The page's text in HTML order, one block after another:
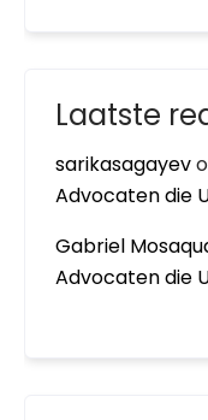
Laatste
sarikasagayev
Advocaten die
Gabriel
Advocaten die